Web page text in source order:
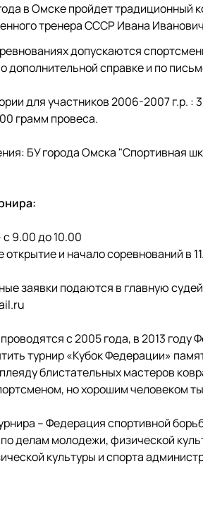
в Омске пройдет традиционный
тренера СССР Ивана
допускаются
дополнительной справке и по
для участников 2006-2007 г.р. :
грамм провеса.
БУ города Омска "Спортивная
9.00 до 10.00
и начало соревнований в
заявки подаются в главную
с 2005 года, в 2013
турнир «Кубок Федерации»
блистательных мастеров
но хорошим человеком
– Федерация спортивной
делам молодежи, физической
культуры и спорта